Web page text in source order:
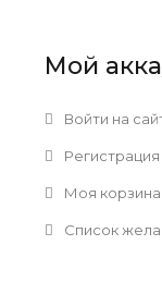
Мой
Войти на
Регистрация
Моя корзина
Список